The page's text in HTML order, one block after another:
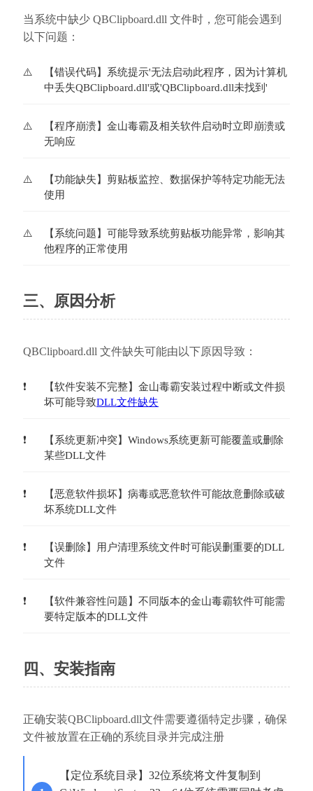
当系统中缺少 QBClipboard.dll 文件时，您可能会遇到
以下问题：
【错误代码】系统提示'无法启动此程序，因为计算机
中丢失QBClipboard.dll'或'QBClipboard.dll未找到'
【程序崩溃】金山毒霸及相关软件启动时立即崩溃或
无响应
【功能缺失】剪贴板监控、数据保护等特定功能无法
使用
【系统问题】可能导致系统剪贴板功能异常，影响其
他程序的正常使用
三、原因分析
QBClipboard.dll 文件缺失可能由以下原因导致：
【软件安装不完整】金山毒霸安装过程中断或文件损
坏可能导致DLL文件缺失
【系统更新冲突】Windows系统更新可能覆盖或删除
某些DLL文件
【恶意软件损坏】病毒或恶意软件可能故意删除或破
坏系统DLL文件
【误删除】用户清理系统文件时可能误删重要的DLL
文件
【软件兼容性问题】不同版本的金山毒霸软件可能需
要特定版本的DLL文件
四、安装指南
正确安装QBClipboard.dll文件需要遵循特定步骤，确保
文件被放置在正确的系统目录并完成注册
【定位系统目录】32位系统将文件复制到